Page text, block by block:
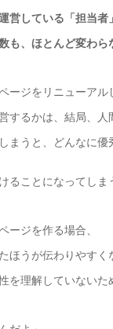
営している「担当者
も、ほとんど変わら
ージをリニューアル
するかは、結局、人
まうと、
どんなに優
ることになってしま
ージを作る場合、
ほうが伝わりやすく
を理解していないた